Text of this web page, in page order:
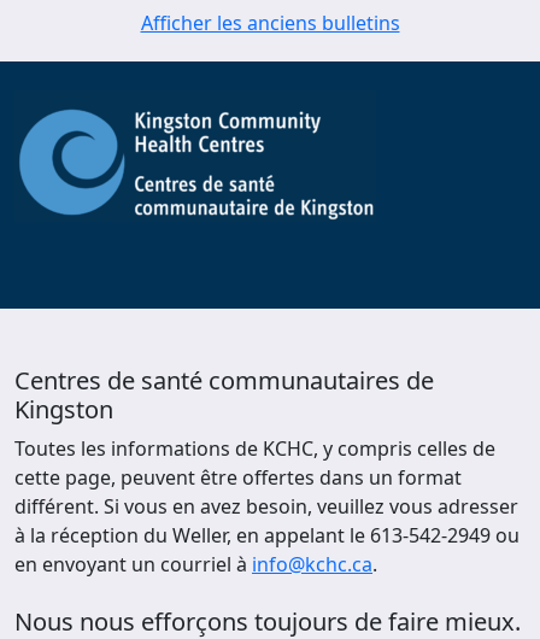
Afficher les anciens bulletins
Centres de santé communautaires de
Kingston
Toutes les informations de KCHC, y compris celles de
cette page, peuvent être offertes dans un format
différent. Si vous en avez besoin, veuillez vous adresser
à la réception du Weller, en appelant le 613-542-2949 ou
en envoyant un courriel à info@kchc.ca.
Nous nous efforçons toujours de faire mieux.